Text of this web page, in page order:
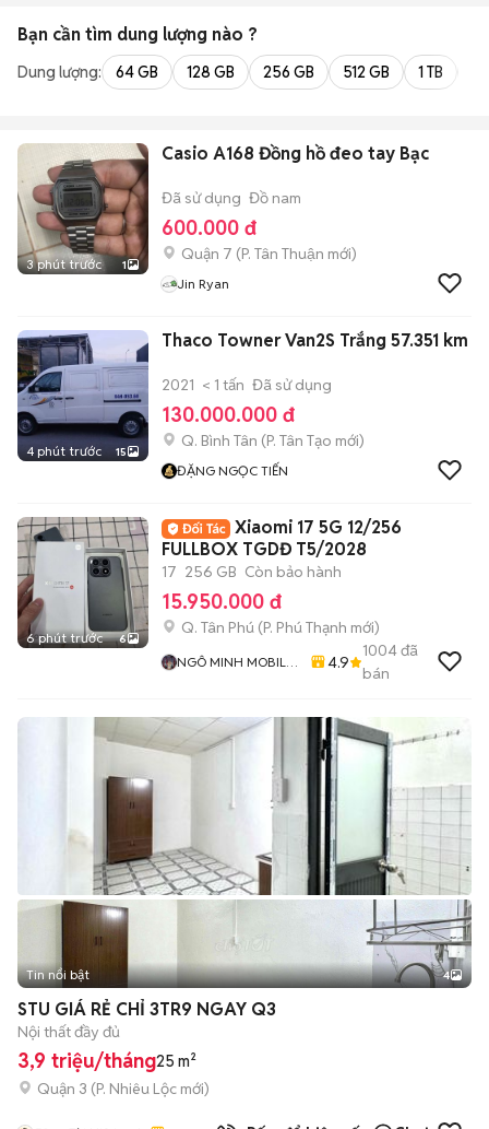
Bạn cần tìm dung lượng nào ?
Dung lượng: 64 GB 128 GB 256 GB 512 GB 1 TB
3 phút trước 1
Casio A168 Đồng hồ đeo tay Bạc
Đã sử dụng Đồ nam
600.000 đ
Quận 7 (P. Tân Thuận mới)
Jin Ryan
4 phút trước 15
Thaco Towner Van2S Trắng 57.351 km
2021 < 1 tấn Đã sử dụng
130.000.000 đ
Q. Bình Tân (P. Tân Tạo mới)
ĐẶNG NGỌC TIẾN
6 phút trước 6
Xiaomi 17 5G 12/256
FULLBOX TGDĐ T5/2028
17 256 GB Còn bảo hành
15.950.000 đ
Q. Tân Phú (P. Phú Thạnh mới)
NGÔ MINH MOBILE
4.9
1004đã
bán
Tin nổi bật 4
STU GIÁ RẺ CHỈ 3TR9 NGAY Q3
Nội thất đầy đủ
3,9 triệu/tháng25 m²
Quận 3 (P. Nhiêu Lộc mới)